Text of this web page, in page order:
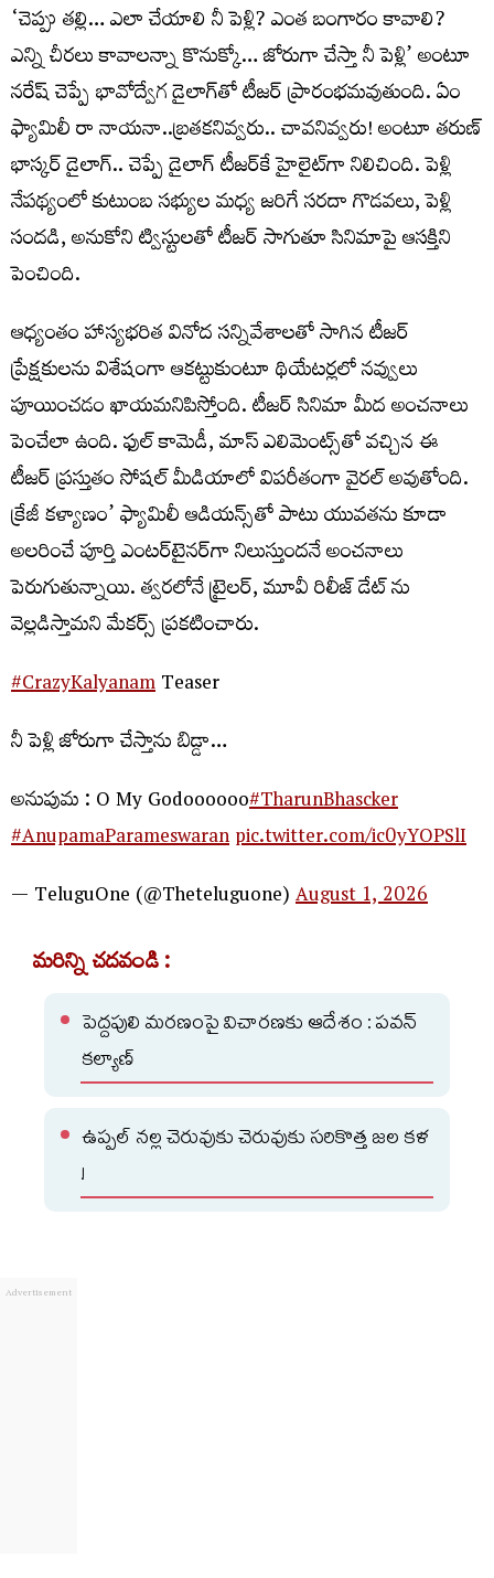
‘చెప్పు తల్లి… ఎలా చేయాలి నీ పెళ్లి? ఎంత బంగారం కావాలి?
ఎన్ని చీరలు కావాలన్నా కొనుక్కో… జోరుగా చేస్తా నీ పెళ్లి’ అంటూ
నరేష్ చెప్పే భావోద్వేగ డైలాగ్‌తో టీజర్ ప్రారంభమవుతుంది. ఏం
ఫ్యామిలీ రా నాయనా..బ్రతకనివ్వరు.. చావనివ్వరు! అంటూ తరుణ్
భాస్కర్ డైలాగ్.. చెప్పే డైలాగ్ టీజర్‌కే హైలైట్‌గా నిలిచింది. పెళ్లి
నేపథ్యంలో కుటుంబ సభ్యుల మధ్య జరిగే సరదా గొడవలు, పెళ్లి
సందడి, అనుకోని ట్విస్టులతో టీజర్ సాగుతూ సినిమాపై ఆసక్తిని
పెంచింది.
ఆధ్యంతం హాస్యభరిత వినోద సన్నివేశాలతో సాగిన టీజర్
ప్రేక్షకులను విశేషంగా ఆకట్టుకుంటూ థియేటర్లలో నవ్వులు
పూయించడం ఖాయమనిపిస్తోంది. టీజర్ సినిమా మీద అంచనాలు
పెంచేలా ఉంది. ఫుల్ కామెడీ, మాస్ ఎలిమెంట్స్‌తో వచ్చిన ఈ
టీజర్ ప్రస్తుతం సోషల్ మీడియాలో విపరీతంగా వైరల్ అవుతోంది.
క్రేజీ కళ్యాణం’ ఫ్యామిలీ ఆడియన్స్‌తో పాటు యువతను కూడా
అలరించే పూర్తి ఎంటర్‌టైనర్‌గా నిలుస్తుందనే అంచనాలు
పెరుగుతున్నాయి. త్వరలోనే ట్రైలర్, మూవీ రిలీజ్ డేట్ ను
వెల్లడిస్తామని మేకర్స్ ప్రకటించారు.
#CrazyKalyanamTeaser
నీ పెళ్లి జోరుగా చేస్తాను బిడ్డా…
అనుపుమ : O My Godoooooo#TharunBhascker
#AnupamaParameswaranpic.twitter.com/ic0yYOPSlI
— TeluguOne (@Theteluguone)August 1, 2026
మరిన్ని చదవండి :
పెద్దపులి మరణంపై విచారణకు ఆదేశం : పవన్
కల్యాణ్
ఉప్పల్ నల్ల చెరువుకు చెరువుకు సరికొత్త జల కళ
!